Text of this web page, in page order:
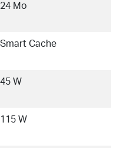
24 Mo
Smart Cache
45 W
115 W